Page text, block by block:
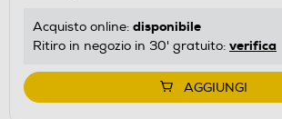
Acquisto online: disponibile
Ritiro in negozio in 30' gratuito: verifica
AGGIUNGI